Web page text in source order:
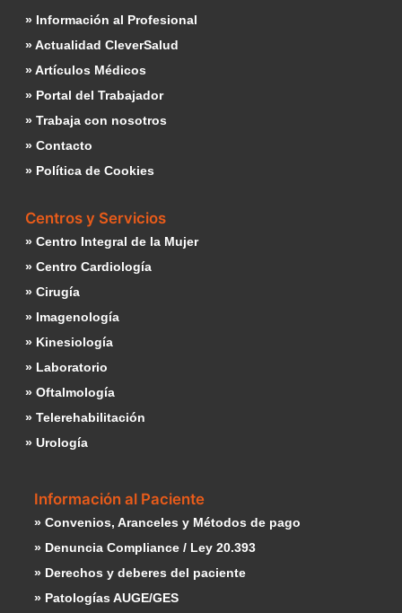
» Información al Profesional
» Actualidad CleverSalud
» Artículos Médicos
» Portal del Trabajador
» Trabaja con nosotros
» Contacto
» Política de Cookies
Centros y Servicios
» Centro Integral de la Mujer
» Centro Cardiología
» Cirugía
» Imagenología
» Kinesiología
» Laboratorio
» Oftalmología
» Telerehabilitación
» Urología
Información al Paciente
» Convenios, Aranceles y Métodos de pago
» Denuncia Compliance / Ley 20.393
» Derechos y deberes del paciente
» Patologías AUGE/GES